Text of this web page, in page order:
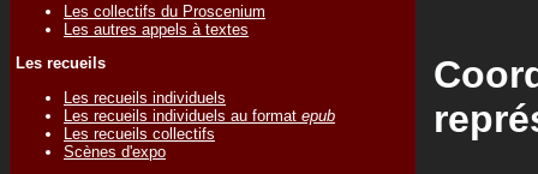
Les collectifs du Proscenium
Les autres appels à textes
Les recueils
Les recueils individuels
Les recueils individuels au format epub
Les recueils collectifs
Scènes d'expo